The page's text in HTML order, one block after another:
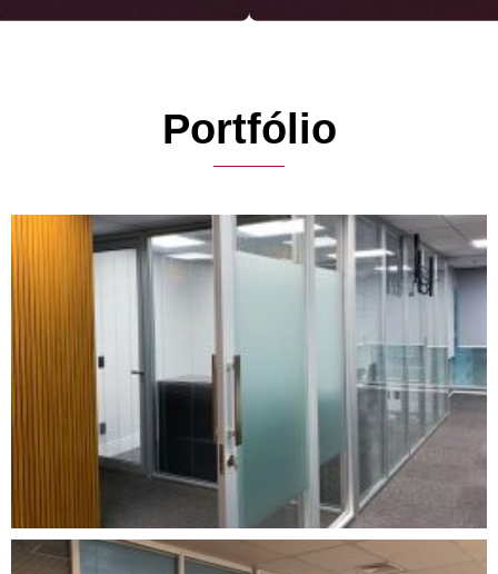
Portfólio